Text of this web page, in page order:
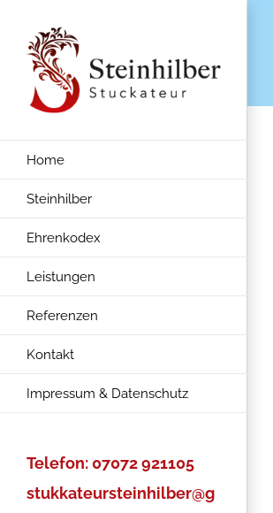
springen
Home
Steinhilber
Ehrenkodex
Leistungen
Referenzen
Kontakt
Impressum & Datenschutz
Telefon: 07072 921105
stukkateursteinhilber@g